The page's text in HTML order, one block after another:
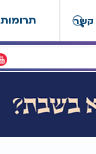
תרומות קשר